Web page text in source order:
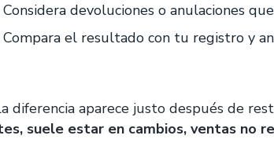
Considera devoluciones o anulaciones
Compara el resultado con tu registro y
diferencia aparece justo después de
suele estar en cambios, ventas no